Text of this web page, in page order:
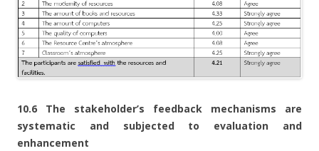
10.6 The stakeholder’s feedback mechanisms are
systematic and subjected to evaluation and
enhancement